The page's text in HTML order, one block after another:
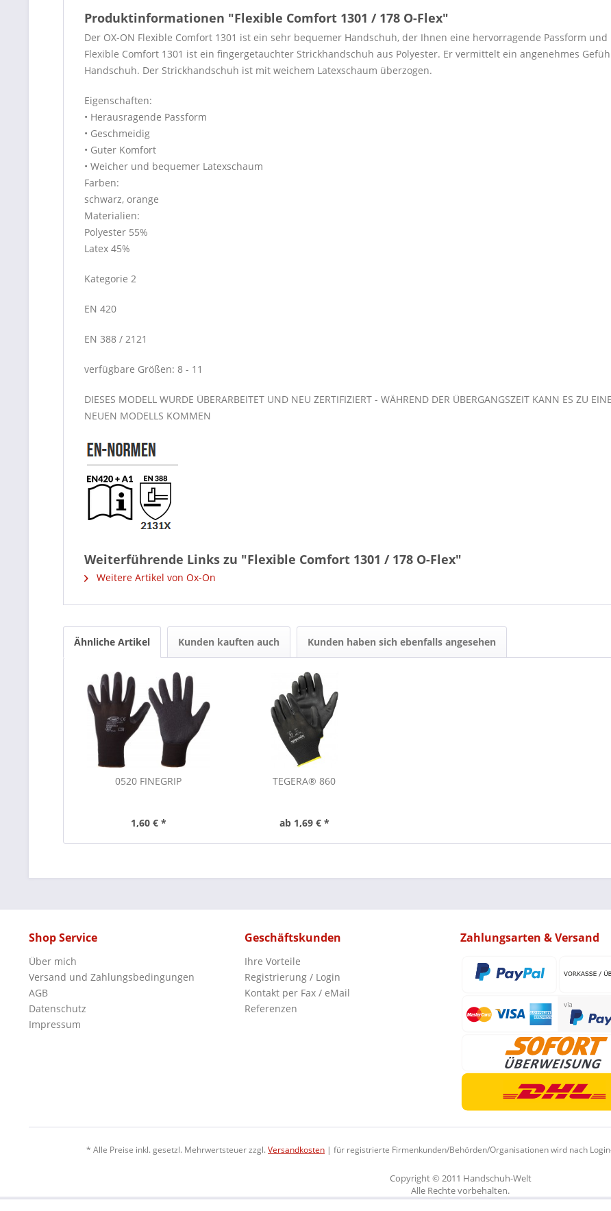
Produktinformationen "Flexible Comfort 1301 / 178 O-Flex"
Der OX-ON Flexible Comfort 1301 ist ein sehr bequemer Handschuh, der Ihnen eine hervorragende Passform
Flexible Comfort 1301 ist ein fingergetauchter Strickhandschuh aus Polyester. Er vermittelt ein angenehmes
Handschuh. Der Strickhandschuh ist mit weichem Latexschaum überzogen.
Eigenschaften:
• Herausragende Passform
• Geschmeidig
• Guter Komfort
• Weicher und bequemer Latexschaum
Farben:
schwarz, orange
Materialien:
Polyester 55%
Latex 45%
Kategorie 2
EN 420
EN 388 / 2121
verfügbare Größen: 8 - 11
DIESES MODELL WURDE ÜBERARBEITET UND NEU ZERTIFIZIERT - WÄHREND DER ÜBERGANGSZEIT KANN ES ZU
NEUEN MODELLS KOMMEN
Weiterführende Links zu "Flexible Comfort 1301 / 178 O-Flex"
Weitere Artikel von Ox-On
Ähnliche Artikel Kunden kauften auch Kunden haben sich ebenfalls angesehen
0520 FINEGRIP
1,60 € *
TEGERA® 860
ab 1,69 € *
Shop Service
Über mich
Versand und Zahlungsbedingungen
AGB
Datenschutz
Impressum
Geschäftskunden
Ihre Vorteile
Registrierung / Login
Kontakt per Fax / eMail
Referenzen
Zahlungsarten & Versand
* Alle Preise inkl. gesetzl. Mehrwertsteuer zzgl. Versandkosten | für registrierte Firmenkunden/Behörden/Organisationen wird nach
Copyright © 2011 Handschuh-Welt
Alle Rechte vorbehalten.